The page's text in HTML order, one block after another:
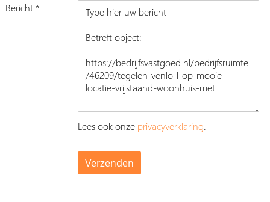
Bericht *
Lees ook onze privacyverklaring